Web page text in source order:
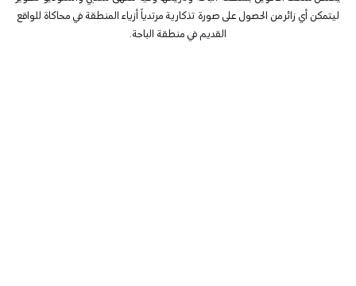
ليتمكن أي زائر من الحصول على صورة تذكارية مرتدياً أزياء المنطقة في محاكاة للواقع
القديم في منطقة الباحة.